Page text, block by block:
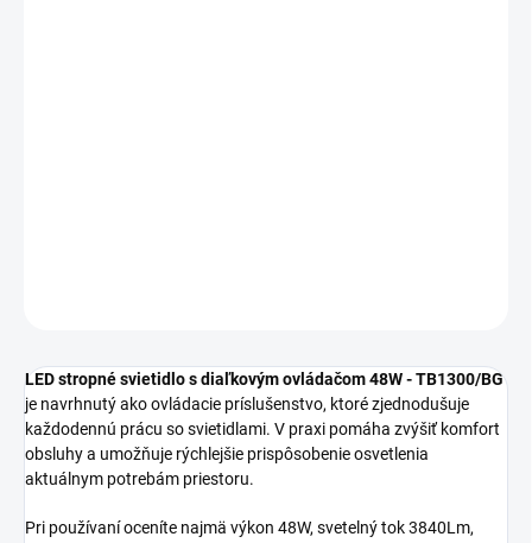
LED stropné svietidlo s diaľkovým ovládačom 48W - TB1300/BG
je navrhnutý ako ovládacie príslušenstvo, ktoré zjednodušuje
každodennú prácu so svietidlami. V praxi pomáha zvýšiť komfort
obsluhy a umožňuje rýchlejšie prispôsobenie osvetlenia
aktuálnym potrebám priestoru.
Pri používaní oceníte najmä výkon 48W, svetelný tok 3840Lm,